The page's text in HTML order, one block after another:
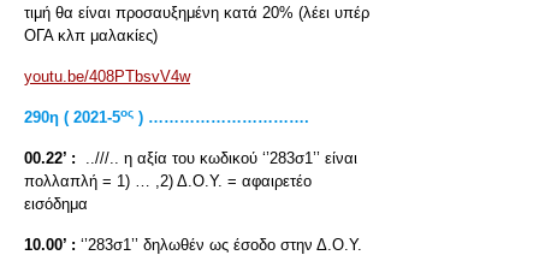
τιμή θα είναι προσαυξημένη κατά 20% (λέει υπέρ
ΟΓΑ κλπ μαλακίες)
youtu.be/408PTbsvV4w
290η ( 2021-5ος ) ………………………….
00.22’ : ..///.. η αξία του κωδικού ‘’283σ1’’ είναι
πολλαπλή = 1) … ,2) Δ.Ο.Υ. = αφαιρετέο
εισόδημα
10.00’ : ‘’283σ1’’ δηλωθέν ως έσοδο στην Δ.Ο.Υ.